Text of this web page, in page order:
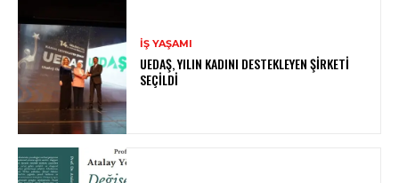
İŞ YAŞAMI
UEDAŞ, YILIN KADINI DESTEKLEYEN ŞIRKETI
SEÇILDI